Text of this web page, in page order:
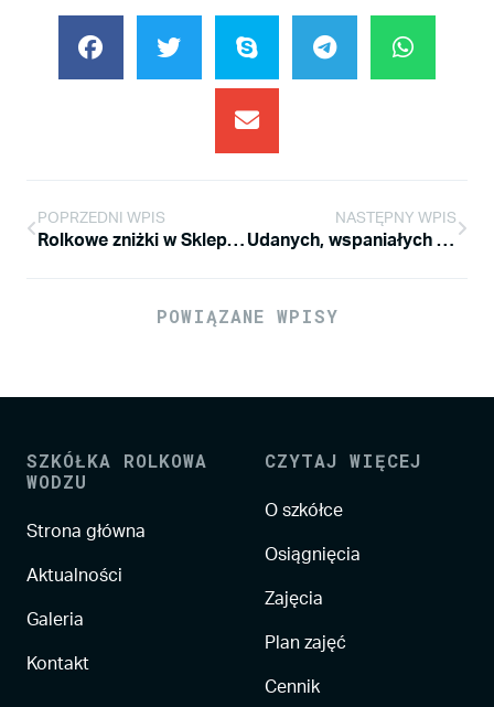
POPRZEDNI WPIS
Rolkowe zniżki w Sklepie Rolkowym Wodzu
NASTĘPNY WPIS
Udanych, wspaniałych i oczywiście rolkowych wakacji!
POWIĄZANE WPISY
SZKÓŁKA ROLKOWA
WODZU
Strona główna
Aktualności
Galeria
Kontakt
CZYTAJ WIĘCEJ
O szkółce
Osiągnięcia
Zajęcia
Plan zajęć
Cennik